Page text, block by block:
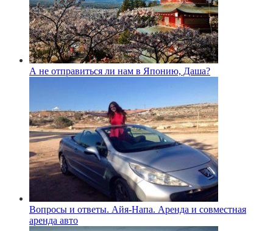
А не отправиться ли нам в Японию, Даша?
Вопросы и ответы. Айя-Напа. Аренда и совместная
аренда авто